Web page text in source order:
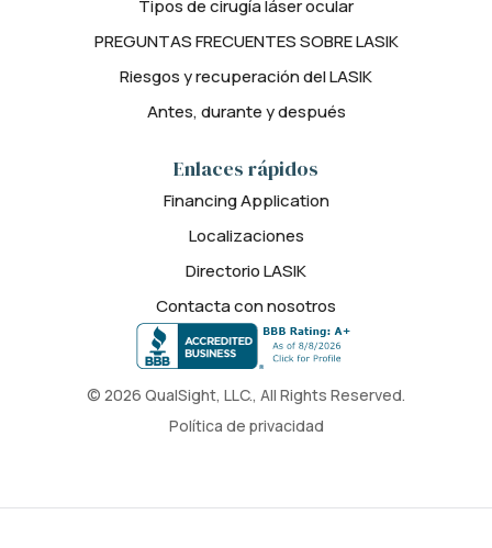
© 2026 QualSight, LLC., All Rights Reserved.
Política de privacidad
Tipos de cirugía láser ocular
PREGUNTAS FRECUENTES SOBRE LASIK
Riesgos y recuperación del LASIK
Antes, durante y después
Enlaces rápidos
Financing Application
Localizaciones
Directorio LASIK
Contacta con nosotros